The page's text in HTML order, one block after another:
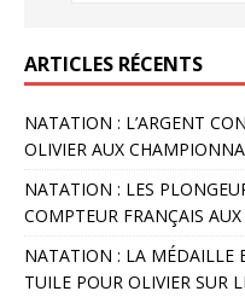
ARTICLES RÉCENTS
NATATION : L’ARGENT
OLIVIER AUX
NATATION : LES
COMPTEUR FRANÇAIS
NATATION : LA MÉDAILLE
TUILE POUR OLIVIER SUR